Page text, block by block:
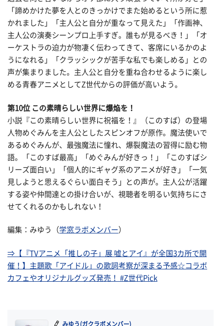
「諦めかけた夢を人とのきっかけでまた始めるという所に惹
かれました」「主人公と自分が重なって見えた」「作画神、
主人公の演奏シーンプロ上手すぎ。誰もが見るべき！」「オ
ーケストラの迫力が物凄く伝わってきて、客席にいるかのよ
うになれる」「クラッシックが苦手な私でも楽しめる」との
声が集まりました。主人公と自分を重ね合わせるように楽し
める青春アニメとしてZ世代からの評価が高いよう。
第10位 この素晴らしい世界に爆焔を！
小説『この素晴らしい世界に祝福を！』（このすば）の登場
人物めぐみんを主人公としたスピンオフが原作。魔法使いで
あるめぐみんが、最強魔法に憧れ、爆裂魔法の習得に励む物
語。「このすば最高」「めぐみんが好きっ！」「このすばシ
リーズ面白い」「個人的にギャグ系のアニメが好き」「一気
見しようと思えるぐらい面白そう」との声が。主人公が活躍
する姿や仲間達との掛け合いが、視聴者を明るい気持ちにさ
せてくれるのかもしれない！
編集：みゆう（ 学窓ラボメンバー ）
⇒【『TVアニメ「推しの子」展 嘘とアイ』が全国3カ所で開
催！】主題歌「アイドル」の歌詞考察が深まる予感☆コラボ
カフェやオリジナルグッズ発売！ #Z世代Pick
みゆう(ガクラボメンバー)